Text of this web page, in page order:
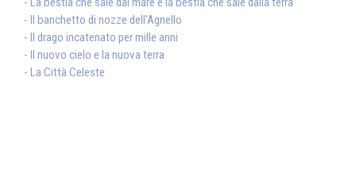
- Il banchetto di nozze dell'Agnello
- Il drago incatenato per mille anni
- Il nuovo cielo e la nuova terra
- La Città Celeste